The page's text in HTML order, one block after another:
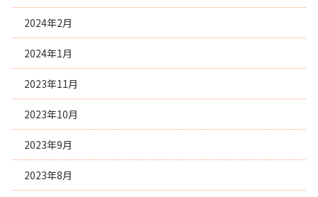
2024年2月
2024年1月
2023年11月
2023年10月
2023年9月
2023年8月